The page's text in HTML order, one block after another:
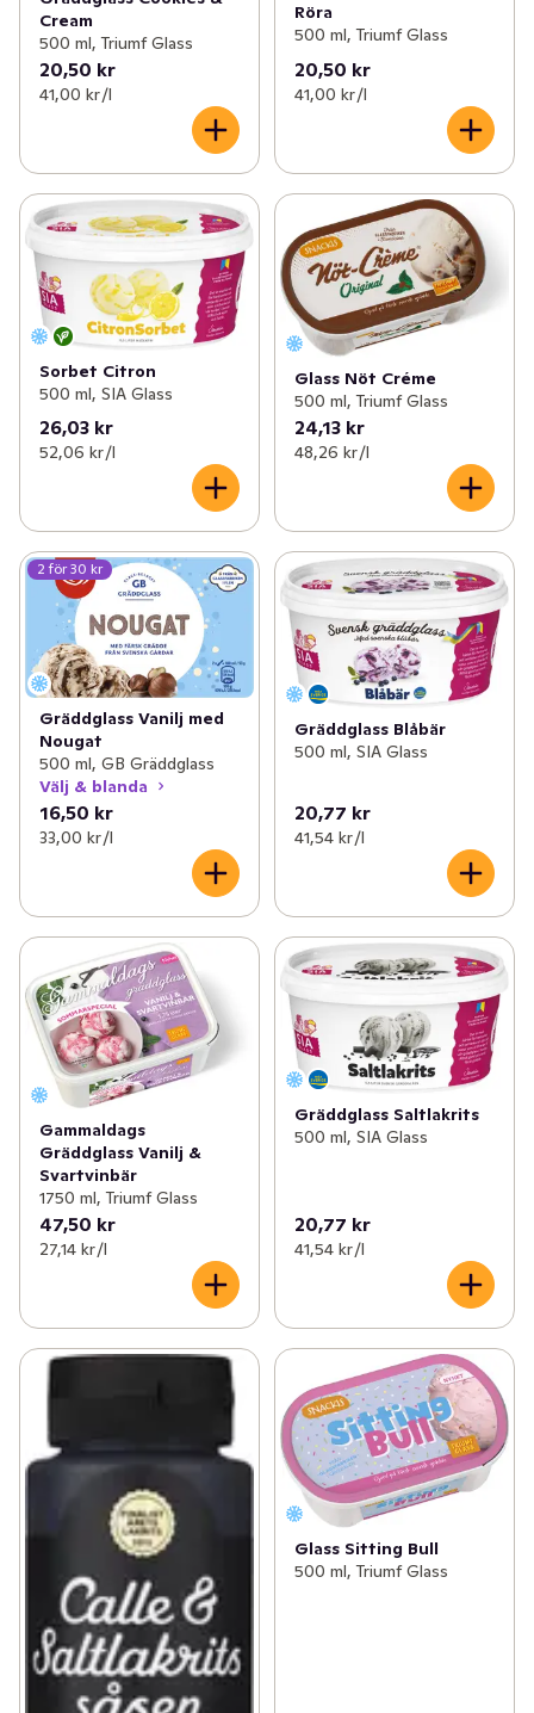
Cream
500 ml, Triumf Glass
20,50 kr
41,00 kr /l
Röra
500 ml, Triumf Glass
20,50 kr
41,00 kr /l
Sorbet Citron
500 ml, SIA Glass
26,03 kr
52,06 kr /l
Glass Nöt Créme
500 ml, Triumf Glass
24,13 kr
48,26 kr /l
2 för 30 kr
Gräddglass Vanilj med
Nougat
500 ml, GB Gräddglass
Välj & blanda
16,50 kr
33,00 kr /l
Gräddglass Blåbär
500 ml, SIA Glass
20,77 kr
41,54 kr /l
Gammaldags
Gräddglass Vanilj &
Svartvinbär
1750 ml, Triumf Glass
47,50 kr
27,14 kr /l
Gräddglass Saltlakrits
500 ml, SIA Glass
20,77 kr
41,54 kr /l
Glass Sitting Bull
500 ml, Triumf Glass